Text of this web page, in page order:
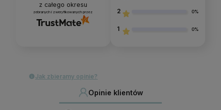
z całego okresu
zebranych i zweryfikowanych przez 2 0%
1 0%
Jak zbieramy opinie?
Opinie klientów